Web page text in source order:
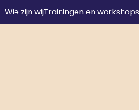
Wie zijn wijTrainingen en workshops